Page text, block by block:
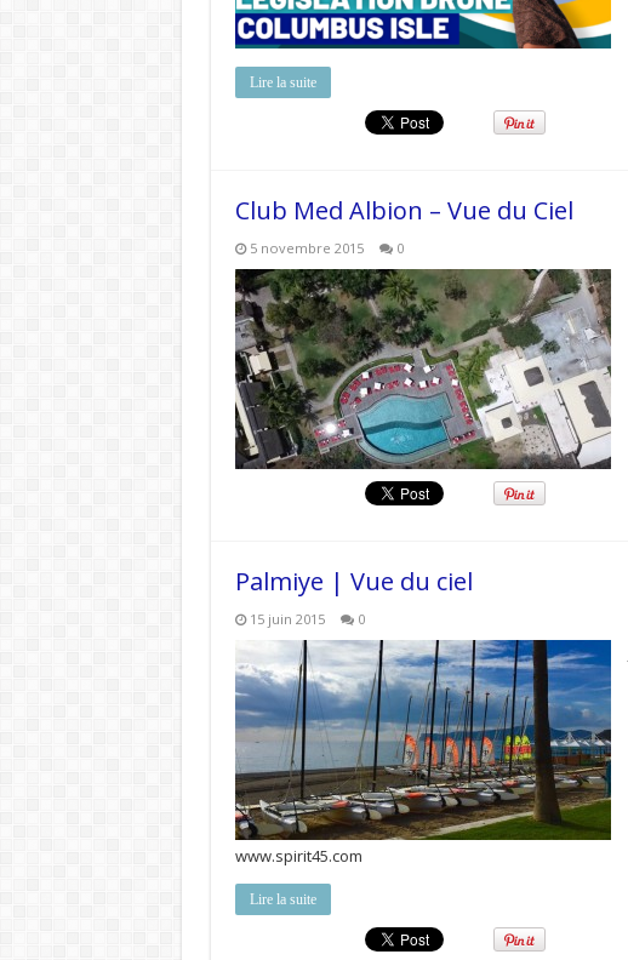
Lire la suite
Club Med Albion – Vue du Ciel
5 novembre 2015 0
Palmiye | Vue du ciel
15 juin 2015 0
www.spirit45.com
Lire la suite